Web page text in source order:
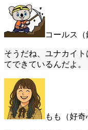
コールス（
そうだね、ユナカイ
てできているんだよ。
もも（好奇